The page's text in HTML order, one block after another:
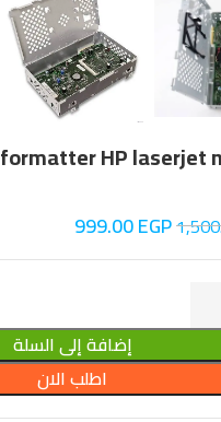
formatter HP laserjet
999.00EGP
إضافة إلى السلة
اطلب الان